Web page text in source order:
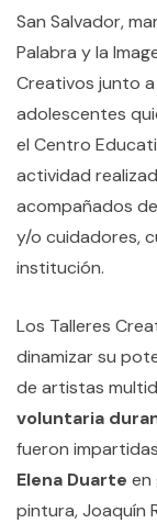
San Salvador,
Palabra y la
Creativos junto
adolescentes
el Centro
actividad
acompañados
y/o cuidadores,
institución.
Los Talleres
dinamizar su
de artistas
voluntaria
fueron
Elena Duarte en
pintura, Joaquín